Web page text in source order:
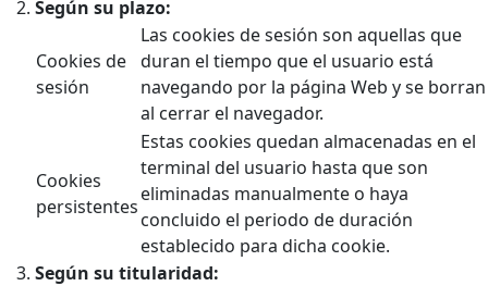
Según su plazo:
Cookies de
sesión
Las cookies de sesión son aquellas que
duran el tiempo que el usuario está
navegando por la página Web y se borran
al cerrar el navegador.
Cookies
persistentes
Estas cookies quedan almacenadas en el
terminal del usuario hasta que son
eliminadas manualmente o haya
concluido el periodo de duración
establecido para dicha cookie.
Según su titularidad: